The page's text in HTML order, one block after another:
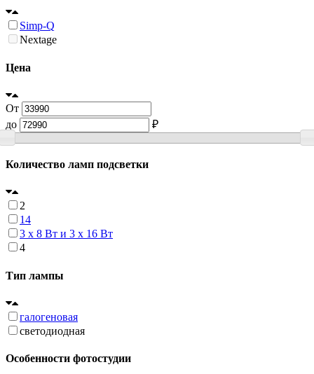
Simp-Q
Nextage
Цена
От
до
₽
Количество ламп подсветки
2
14
3 x 8 Вт и 3 x 16 Вт
4
Тип лампы
галогеновая
светодиодная
Особенности фотостудии